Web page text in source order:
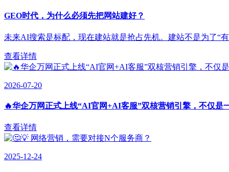
GEO时代，为什么必须先把网站建好？
未来AI搜索是标配，现在建站就是抢占先机。建站不是为了“
查看详情
2026-07-20
🔥华企万网正式上线“AI官网+AI客服”双核营销引擎，不仅是
查看详情
2025-12-24